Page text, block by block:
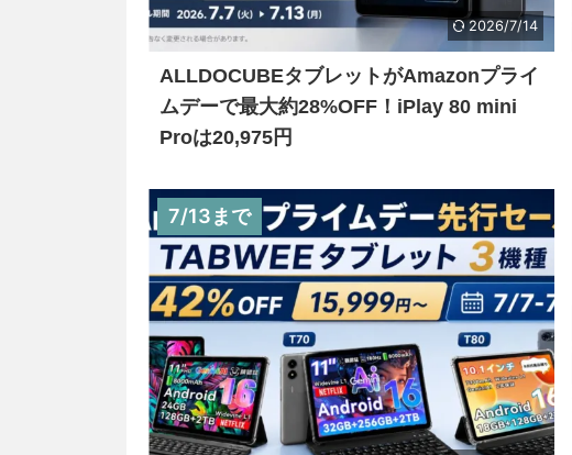
2026/7/14
ALLDOCUBEタブレットがAmazonプライ
ムデーで最大約28%OFF！iPlay 80 mini
Proは20,975円
7/13まで